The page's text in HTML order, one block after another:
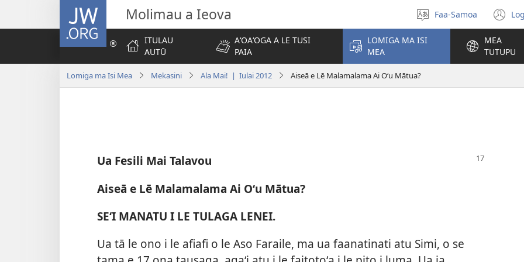
JW.ORG Molimau a Ieova
Filifili
le
gagana
Faa-Samoa
se
ITULAU
AUTŪ
AʻOAʻOGA A LE TUSI
PAIA
LOMIGA MA ISI
MEA
MEA
TUTUPU
Lomiga ma Isi Mea Mekasini Ala Mai! | Iulai 2012 Aiseā e Lē Malamalama Ai O‘u Mātua?
Ua Fesili Mai Talavou
Aiseā e Lē Malamalama Ai Oʻu Mātua?
SEʻI MANATU I LE TULAGA LENEI.
Ua tā le ono i le afiafi o le Aso Faraile, ma ua faanatinati atu Simi, o se